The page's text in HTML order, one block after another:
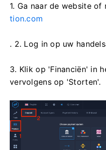
1. Ga naar de website of
tion.com
. 2. Log in op uw
3. Klik op 'Financiën' in
vervolgens op 'Storten'.